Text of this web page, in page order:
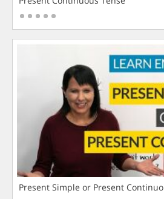
Present Simple or Present